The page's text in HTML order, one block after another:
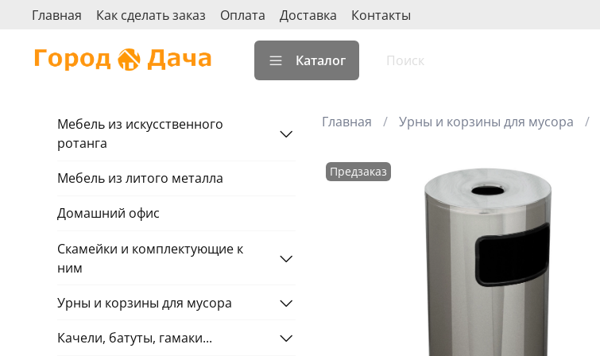
Главная Как сделать заказ Оплата Доставка Контакты
Каталог
Главная Урны и корзины для мусора
Предзаказ
Мебель из искусственного
ротанга
Мебель из литого металла
Домашний офис
Скамейки и комплектующие к
ним
Урны и корзины для мусора
Качели, батуты, гамаки...